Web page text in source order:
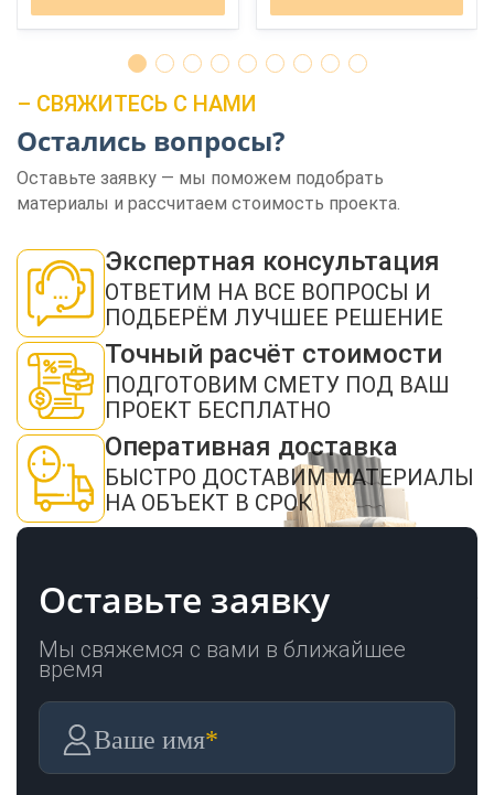
– СВЯЖИТЕСЬ С НАМИ
Остались вопросы?
Оставьте заявку — мы поможем подобрать
материалы и рассчитаем стоимость проекта.
Экспертная консультация
ОТВЕТИМ НА ВСЕ ВОПРОСЫ И
ПОДБЕРЁМ ЛУЧШЕЕ РЕШЕНИЕ
Точный расчёт стоимости
ПОДГОТОВИМ СМЕТУ ПОД ВАШ
ПРОЕКТ БЕСПЛАТНО
Оперативная доставка
БЫСТРО ДОСТАВИМ МАТЕРИАЛЫ
НА ОБЪЕКТ В СРОК
Оставьте заявку
Мы свяжемся с вами в ближайшее
время
Ваше имя*
ЗАКАЗАТЬ ЗВОНОК
Нажимая кнопку "Отправить", я даю своё согласие на обработку моих
персональных данных в соответствии с ФЗ от 27.07.2006 № 152-ФЗ "О
персональных данных", на условиях и для целей, определенных вполитикой
конфиденциальности
ОТПРАВИТЬ